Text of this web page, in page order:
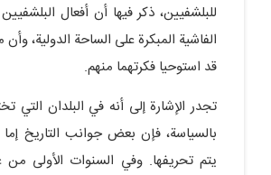
للبلشفيين، ذكر فيها أن أفعال
الفاشية المبكرة على الساحة الدولية،
قد استوحيا فكرتهما منهم.
تجدر الإشارة إلى أنه في البلدان التي
بالسياسة، فإن بعض جوانب التاريخ إما
يتم تحريفها. وفي السنوات الأولى